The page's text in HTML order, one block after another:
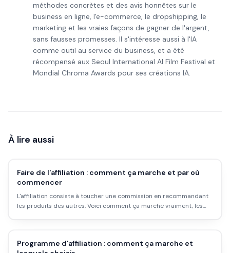
méthodes concrètes et des avis honnêtes sur le
business en ligne, l'e-commerce, le dropshipping, le
marketing et les vraies façons de gagner de l'argent,
sans fausses promesses. Il s'intéresse aussi à l'IA
comme outil au service du business, et a été
récompensé aux Seoul International AI Film Festival et
Mondial Chroma Awards pour ses créations IA.
À lire aussi
Faire de l'affiliation : comment ça marche et par où
commencer
L'affiliation consiste à toucher une commission en recommandant
les produits des autres. Voici comment ça marche vraiment, les
Programme d'affiliation : comment ça marche et